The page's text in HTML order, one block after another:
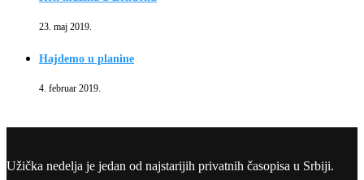
23. maj 2019.
Hajdemo u planine
4. februar 2019.
Užička nedelja je jedan od najstarijih privatnih časopisa u Srbiji.